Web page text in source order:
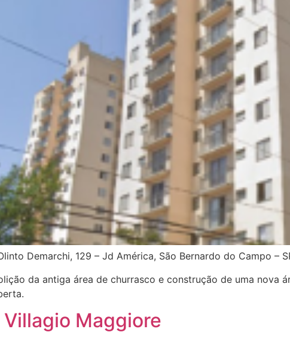
Demarchi, 129 – Jd América, São Bernardo do Campo –
da antiga área de churrasco e construção de uma nova
Maggiore